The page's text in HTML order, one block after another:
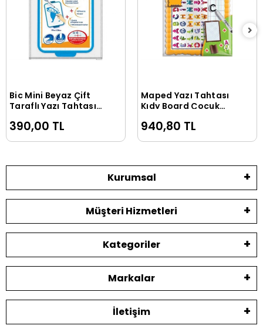
Sepete Ekle
Bic Mini Beyaz Çift
Taraflı Yazı Tahtası
Mavi + Kalem + Silgi
(841360)
390,00 TL
Sepete Ekle
Maped Yazı Tahtası
Kıdy Board Çocuk
583810
940,80 TL
Kurumsal
Müşteri Hizmetleri
Kategoriler
Markalar
İletişim